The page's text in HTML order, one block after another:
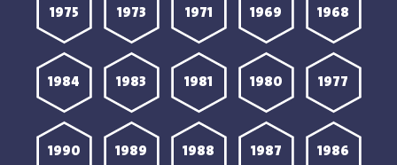
1968
1969
1971
1973
1975
1977
1980
1981
1983
1984
1986
1987
1988
1989
1990